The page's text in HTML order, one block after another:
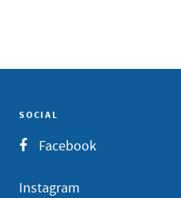
SOCIAL
Facebook
Instagram